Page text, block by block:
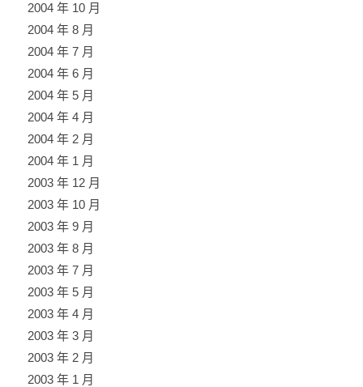
2004 年 10 月
2004 年 8 月
2004 年 7 月
2004 年 6 月
2004 年 5 月
2004 年 4 月
2004 年 2 月
2004 年 1 月
2003 年 12 月
2003 年 10 月
2003 年 9 月
2003 年 8 月
2003 年 7 月
2003 年 5 月
2003 年 4 月
2003 年 3 月
2003 年 2 月
2003 年 1 月